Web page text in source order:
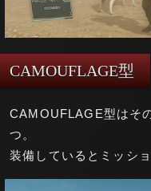
CAMOUFLAGE型
CAMOUFLAGE型はそ
つ。
装備しているとミッシ